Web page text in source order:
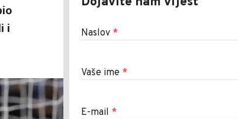
i
Naslov *
Vaše ime *
E-mail *